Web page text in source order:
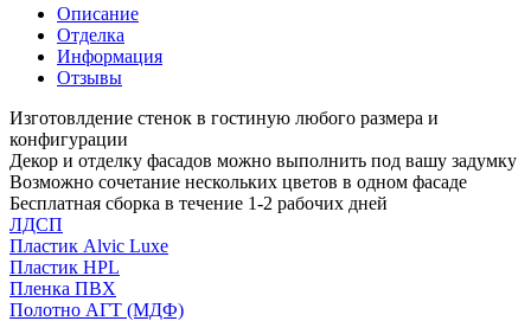
Описание
Отделка
Информация
Отзывы
Изготовлдение стенок в гостиную любого размера и
конфигурации
Декор и отделку фасадов можно выполнить под вашу задумку
Возможно сочетание нескольких цветов в одном фасаде
Бесплатная сборка в течение 1-2 рабочих дней
ЛДСП
Пластик Alvic Luxe
Пластик HPL
Пленка ПВХ
Полотно АГТ (МДФ)